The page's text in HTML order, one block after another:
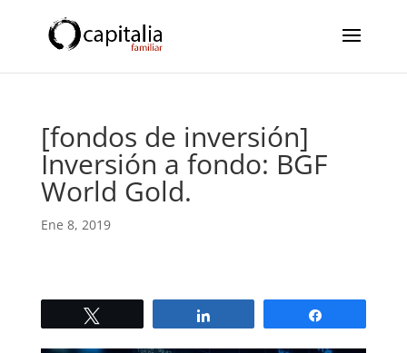
[fondos de inversión]
Inversión a fondo: BGF
World Gold.
Ene 8, 2019